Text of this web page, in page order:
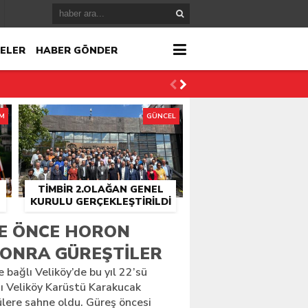
HABER GÖNDER
TİMBİR 2.OLAĞAN GENEL
KURULU GERÇEKLEŞTIRILDI
GÜNCEL
ÖNCE HORON
GÜREŞTILER
Veliköy’de bu yıl 22’sü
Veliköy Karüstü Karakucak
sahne oldu. Güreş öncesi